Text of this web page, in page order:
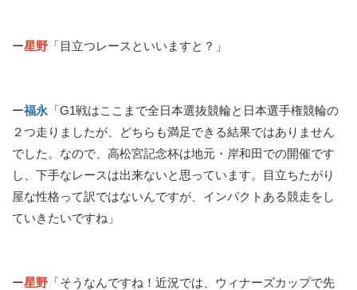
ー星野 「目立つレースといいますと？」
ー福永 「G1戦はここまで全日本選抜競輪と日本選手権競輪の
２つ走りましたが、どちらも満足できる結果ではありません
でした。なので、高松宮記念杯は地元・岸和田での開催です
し、下手なレースは出来ないと思っています。目立ちたがり
屋な性格って訳ではないんですが、インパクトある競走をし
ていきたいですね」
ー星野 「そうなんですね！近況では、ウィナーズカップで先